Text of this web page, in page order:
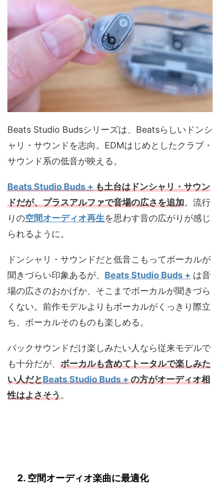
Beats Studio Budsシリーズは、Beatsらしいドンシ
ャリ・サウンドを志向。EDMはじめとしたクラブ・
サウンド系の低音が映える。
Beats Studio Buds +も土台はドンシャリ・サウン
ドだが、プラスアルファで音場の広さを追加。流行
りの空間オーディオ再生を思わす音の広がりが感じ
られるように。
ドンシャリ・サウンドだと低音こもってボーカルが
聞きづらい印象あるが、 Beats Studio Buds + は音
場の広さのおかげか、そこまでボーカルが聞きづら
くない。前作モデルよりもボーカルがくっきり際立
ち、ボーカルそのものも楽しめる。
バックサウンドだけ楽しみたい人なら従来モデルで
も十分だが、 ボーカルも含めてトータルで楽しみた
い人だとBeats Studio Buds +の方がオーディオ相
性はよさそう。
2. 空間オーディオ楽曲に最適化